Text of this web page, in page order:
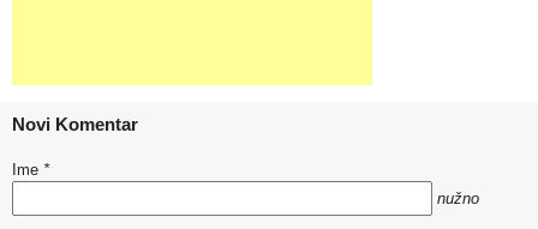
Novi Komentar
Ime *
nužno